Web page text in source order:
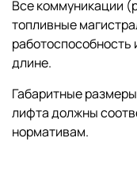
Все коммуникации
топливные
длине.
Габаритные
лифта должны
нормативам.